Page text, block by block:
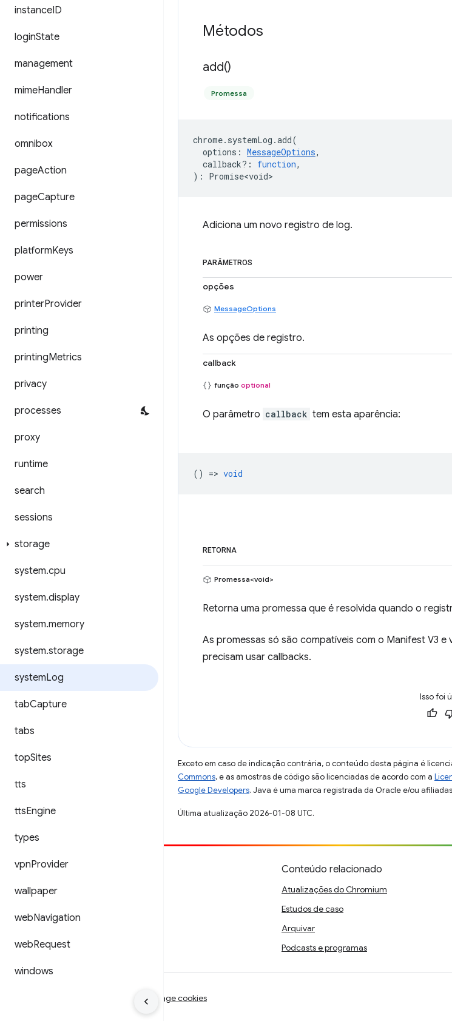
instanceID
loginState
management
mimeHandler
notifications
omnibox
pageAction
pageCapture
permissions
platformKeys
power
printerProvider
printing
printingMetrics
privacy
processes
proxy
runtime
search
sessions
storage
system.cpu
system.display
system.memory
system.storage
systemLog
tabCapture
tabs
topSites
tts
ttsEngine
types
vpnProvider
wallpaper
webNavigation
webRequest
windows
Métodos
add()
Promessa
chrome. systemLog .add(
options : MessageOptions,
callback? : function,
) : Promise<void>
Adiciona um novo registro de log.
PARÂMETROS
opções
MessageOptions
As opções de registro.
callback
função optional
O parâmetro callback tem esta aparência:
() => void
RETORNA
Promessa<void>
Retorna uma promessa que é resolvida quando o
As promessas só são compatíveis com o Manifest V3
precisam usar callbacks.
Isso foi
Exceto em caso de indicação contrária, o conteúdo desta página é
Commons, e as amostras de código são licenciadas de acordo com a
Google Developers. Java é uma marca registrada da Oracle e/ou
Última atualização 2026-01-08 UTC.
Contribuir
Registre um bug
Conteúdo relacionado
Atualizações do Chromium
Estudos de caso
Arquivar
Podcasts e programas
Manage cookies